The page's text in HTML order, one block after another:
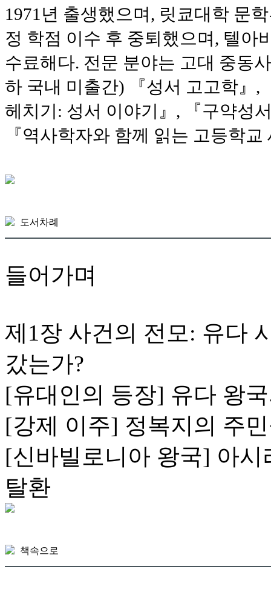
1971년 출생했으며, 릿쿄대학 문
정 학점 이수 후 중퇴했으며, 텔아
수료해다. 전문 분야는 고대 중동
하 국내 미출간) 『성서 고고학』,
헤치기: 성서 이야기』, 『구약성
『역사학자와 함께 읽는 고등학
도서차례
들어가며
제1장 사건의 전모: 유다
갔는가?
[유대인의 등장] 유다 왕
[강제 이주] 정복지의 주
[신바빌로니아 왕국] 아
탈환
책속으로